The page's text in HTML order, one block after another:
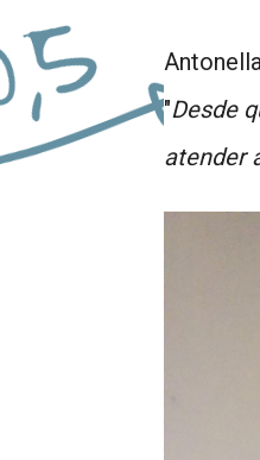
"Desde
atender